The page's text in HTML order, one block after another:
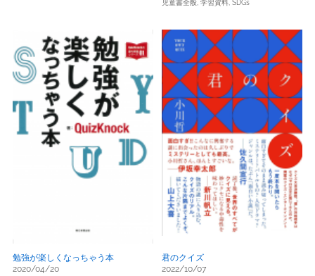
児童書全般, 学習資料, SDGs
勉強が楽しくなっちゃう本
2020/04/20
君のクイズ
2022/10/07